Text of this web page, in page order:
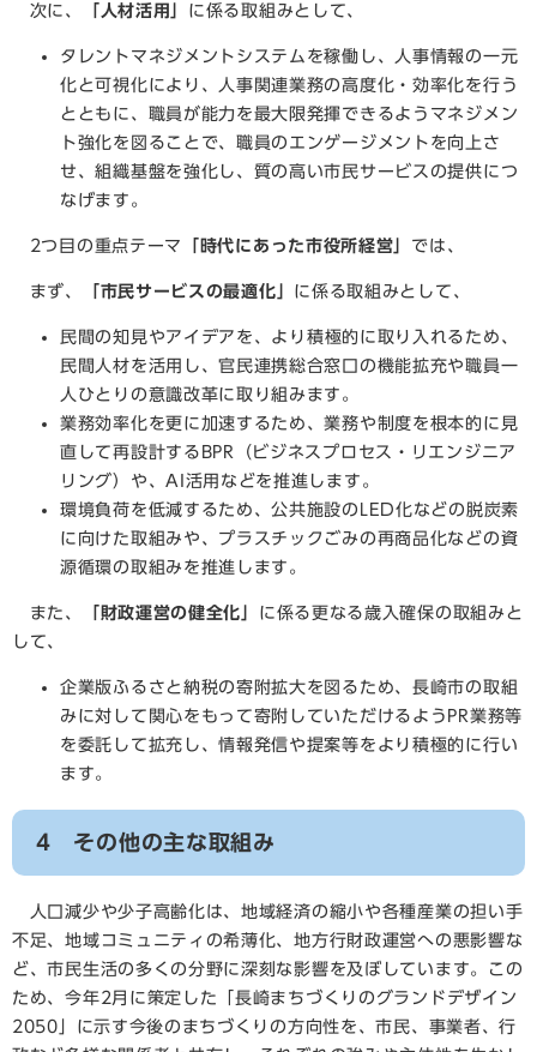
次に、 「人材活用」 に係る取組みとして、
タレントマネジメントシステムを稼働し、人事情報の一元
化と可視化により、人事関連業務の高度化・効率化を行う
とともに、職員が能力を最大限発揮できるようマネジメン
ト強化を図ることで、職員のエンゲージメントを向上さ
せ、組織基盤を強化し、質の高い市民サービスの提供につ
なげます。
2つ⽬の重点テーマ 「時代にあった市役所経営」 では、
まず、 「市民サービスの最適化」 に係る取組みとして、
民間 の知見やアイデアを、より積極的に取り入れるため、
民間人材を活用し、官民連携総合窓口の機能拡充や職員一
人ひとりの意識改革に取り組みます。
業務効率化を更に加速するため、業務や制度を根本的に見
直して再設計するBPR（ビジネスプロセス・リエンジニア
リング）や、AI活用などを推進します。
環境負荷を低減するため、公共施設のLED化などの脱炭素
に向けた取組みや、プラスチックごみの再商品化などの資
源循環の取組みを推進します。
また、 「財政運営の健全化」 に係る更なる歳入確保の取組みと
して、
企業版ふるさと納税の寄附拡大を図るため、長崎市の取組
みに対して関心をもって寄附していただけるようPR業務等
を委託して拡充し、情報発信や提案等をより積極的に行い
ます。
4 その他の主な取組み
人口減少や少子高齢化は、地域経済の縮小や各種産業の担い手
不足、地域コミュニティの希薄化、地方行財政運営への悪影響な
ど、市民生活の多くの分野に深刻な影響を及ぼしています。この
ため、今年2月に策定した「長崎まちづくりのグランドデザイン
2050」に示す今後のまちづくりの方向性を、市民、事業者、行